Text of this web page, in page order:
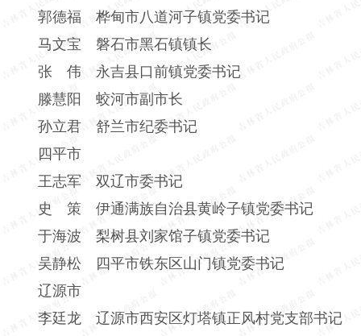
郭德福 桦甸市八道河子镇党委书记
马文宝 磐石市黑石镇镇长
张 伟 永吉县口前镇党委书记
滕慧阳 蛟河市副市长
孙立君 舒兰市纪委书记
四平市
王志军 双辽市委书记
史 策 伊通满族自治县黄岭子镇党委书记
于海波 梨树县刘家馆子镇党委书记
吴静松 四平市铁东区山门镇党委书记
辽源市
李廷龙 辽源市西安区灯塔镇正风村党支部书记